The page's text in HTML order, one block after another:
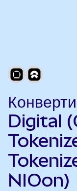
Digital
NIOon)